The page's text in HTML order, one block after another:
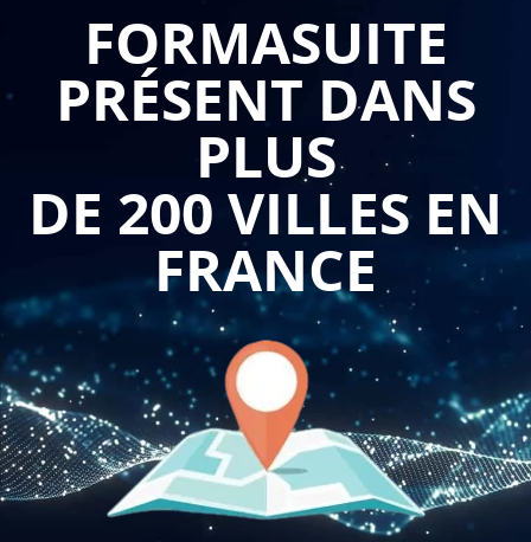
d'emailing. Cette expertise devient particulièrement
précieuse pour capter l'attention des destinataires et
transmettre efficacement des messages percutants.
Se former à l'enrichissement stylistique offre aux participants
la possibilité de comprendre l'enjeu et les difficultés d'un
message écrit tout en développant leur capacité à adopter un
style allégé et vivant. Les collaborateurs apprennent à affiner
leurs qualités de rédacteur en maîtrisant les subtilités de la
langue française appliquée au contexte professionnel. Cette
montée en compétences facilite grandement l'impact de leurs
communications et améliore significativement leur image
professionnelle.
L'apprentissage de ces techniques inclut également la
définition de critères de qualité personnalisés permettant de
FORMASUITE
PRÉSENT DANS
PLUS
DE 200 VILLES EN
FRANCE